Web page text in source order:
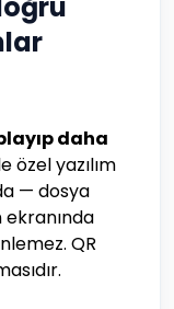
daha
özel yazılım
— dosya
QR